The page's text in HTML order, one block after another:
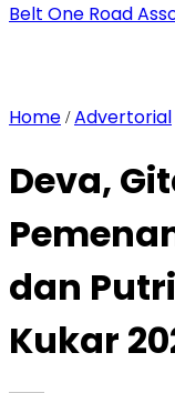
Belt One Road
Home /Advertorial
Deva,
dan
Kukar